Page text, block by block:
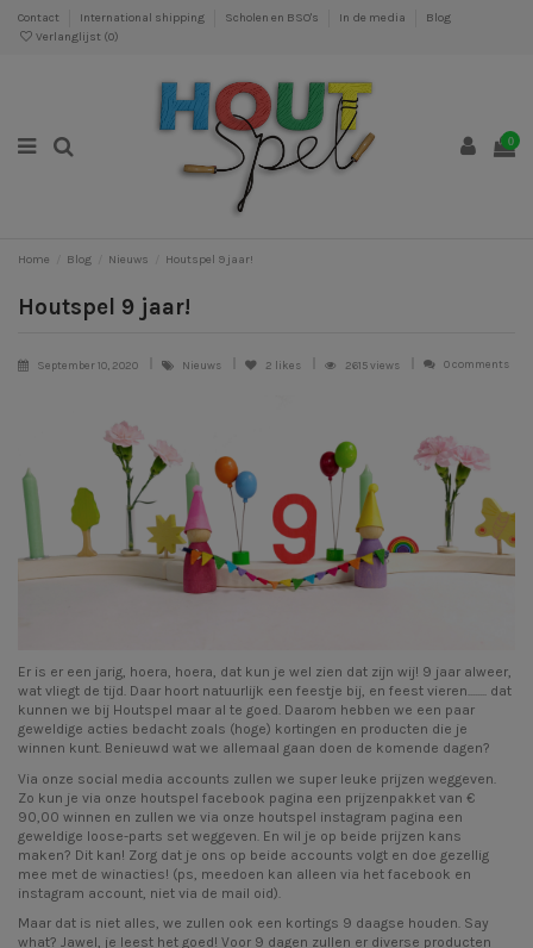
Contact International shipping Scholen en BSO's In de media
Blog
Verlanglijst (0)
0
Home Blog Nieuws Houtspel 9 jaar!
Houtspel 9 jaar!
September 10, 2020 Nieuws 2 likes 2615 views 0 comments
Er is er een jarig, hoera, hoera, dat kun je wel zien dat zijn wij! 9 jaar alweer,
wat vliegt de tijd. Daar hoort natuurlijk een feestje bij, en feest vieren........ dat
kunnen we bij Houtspel maar al te goed. Daarom hebben we een paar
geweldige acties bedacht zoals (hoge) kortingen en producten die je
winnen kunt. Benieuwd wat we allemaal gaan doen de komende dagen?
Via onze social media accounts zullen we super leuke prijzen weggeven.
Zo kun je via onze houtspel facebook pagina een prijzenpakket van €
90,00 winnen en zullen we via onze houtspel instagram pagina een
geweldige loose-parts set weggeven. En wil je op beide prijzen kans
maken? Dit kan! Zorg dat je ons op beide accounts volgt en doe gezellig
mee met de winacties! (ps, meedoen kan alleen via het facebook en
instagram account, niet via de mail oid).
Maar dat is niet alles, we zullen ook een kortings 9 daagse houden. Say
what? Jawel, je leest het goed! Voor 9 dagen zullen er diverse producten